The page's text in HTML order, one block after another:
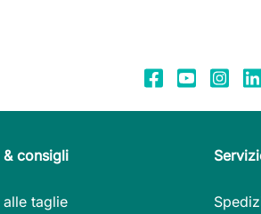
& consigli
alle taglie